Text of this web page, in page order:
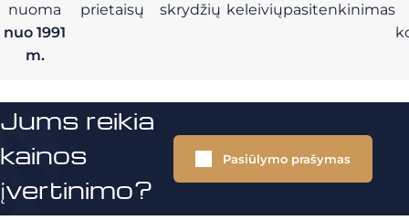
nuoma
nuo 1991
m.
prietaisų
skrydžių keleiviųpasitenkinimas
Jums reikia
kainos
įvertinimo?
Pasiūlymo prašymas